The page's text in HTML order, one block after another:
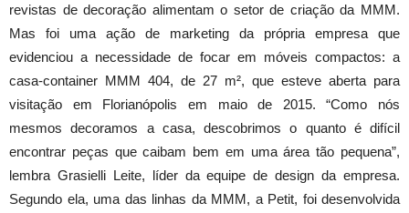
revistas de decoração alimentam o setor de criação da MMM.
Mas foi uma ação de marketing da própria empresa que
evidenciou a necessidade de focar em móveis compactos: a
casa-container MMM 404, de 27 m², que esteve aberta para
visitação em Florianópolis em maio de 2015. “Como nós
mesmos decoramos a casa, descobrimos o quanto é difícil
encontrar peças que caibam bem em uma área tão pequena”,
lembra Grasielli Leite, líder da equipe de design da empresa.
Segundo ela, uma das linhas da MMM, a Petit, foi desenvolvida